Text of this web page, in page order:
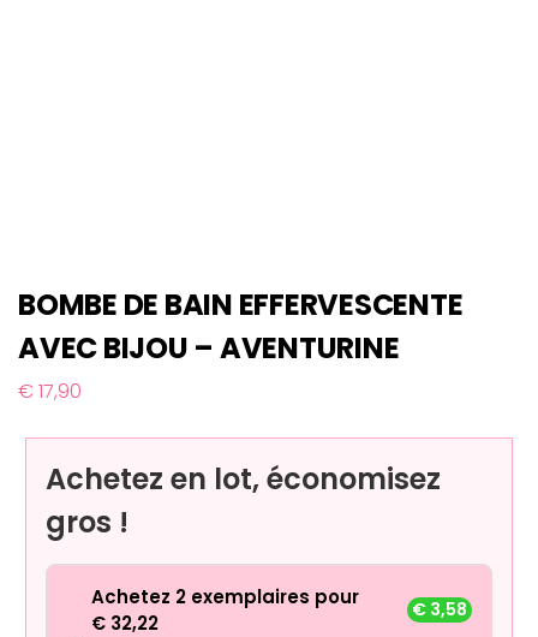
BOMBE DE BAIN EFFERVESCENTE
AVEC BIJOU – AVENTURINE
€17,90
Achetez en lot, économisez
gros !
Achetez 2 exemplaires pour
€ 32,22
€ 3,58